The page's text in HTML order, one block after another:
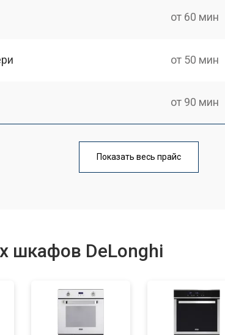
от 60 мин
от 50 мин
от 90 мин
от 60 мин
Показать весь прайс
шкафов DeLonghi